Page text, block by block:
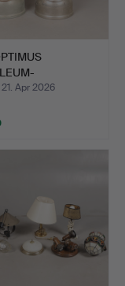
(2).
Apr 2026